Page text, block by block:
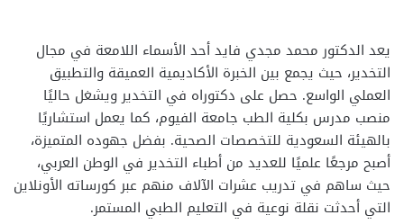
يعد الدكتور محمد مجدي فايد أحد الأسماء اللامعة في مجال
التخدير، حيث يجمع بين الخبرة الأكاديمية العميقة والتطبيق
العملي الواسع. حصل على دكتوراه في التخدير ويشغل حاليًا
منصب مدرس بكلية الطب جامعة الفيوم، كما يعمل استشاريًا
بالهيئة السعودية للتخصصات الصحية. بفضل جهوده المتميزة،
أصبح مرجعًا علميًا للعديد من أطباء التخدير في الوطن العربي،
حيث ساهم في تدريب عشرات الآلاف منهم عبر كورساته الأونلاين
التي أحدثت نقلة نوعية في التعليم الطبي المستمر.